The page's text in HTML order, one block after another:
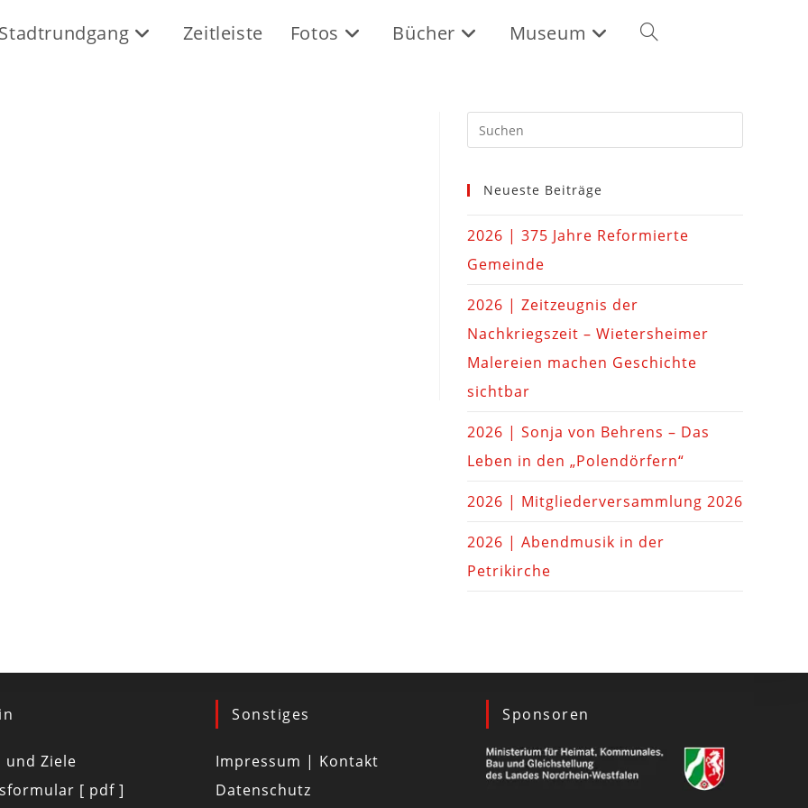
Zeitleiste Fotos Bücher Museum
Neueste Beiträge
2026 | 375 Jahre Reformierte
Gemeinde
2026 | Zeitzeugnis der
Nachkriegszeit – Wietersheimer
Malereien machen Geschichte
sichtbar
2026 | Sonja von Behrens – Das
Leben in den „Polendörfern“
2026 | Mitgliederversammlung 2026
2026 | Abendmusik in der
Petrikirche
und Ziele
[ pdf ]
Sonstiges
Impressum | Kontakt
Datenschutz
Sponsoren